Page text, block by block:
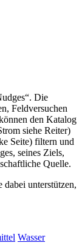
Die
Feldversuchen
den Katalog
siehe Reiter)
Seite) filtern und
seines Ziels,
Quelle.
unterstützen,
Wasser